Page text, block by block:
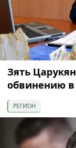
Зять
обвинению в
РЕГИОН